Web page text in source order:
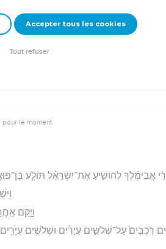
וְאֵ֗ת כָּל־רָעַת֙ אַנְשֵׁ֣י שְׁכֶ֔ם
2010 by the Society of Biblical Literature and
le moment.
אֲבִימֶ֜לֶךְ לְהוֹשִׁ֣יעַ אֶת־יִשְׂרָאֵ֗ל תּוֹלָ֧ע
וַיָּ֣קָם
רֹֽכְבִים֙ עַל־שְׁלֹשִׁ֣ים עֲיָרִ֔ים וּשְׁלֹשִׁ֥ים
Accepter tous les cookies
Tout refuser